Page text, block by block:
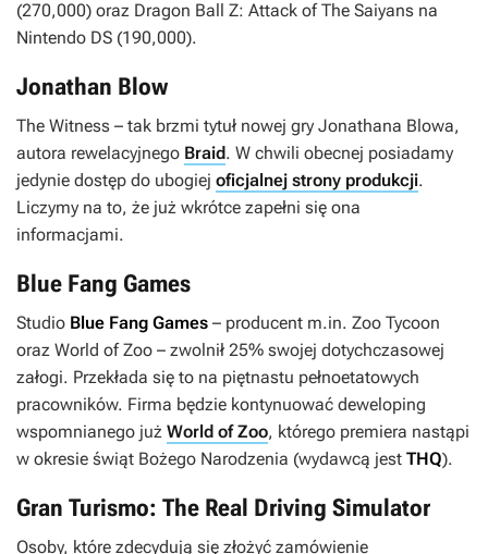
(270,000) oraz Dragon Ball Z: Attack of The Saiyans na
Nintendo DS (190,000).
Jonathan Blow
The Witness – tak brzmi tytuł nowej gry Jonathana Blowa,
autora rewelacyjnego Braid. W chwili obecnej posiadamy
jedynie dostęp do ubogiej oficjalnej strony produkcji.
Liczymy na to, że już wkrótce zapełni się ona
informacjami.
Blue Fang Games
Studio Blue Fang Games – producent m.in. Zoo Tycoon
oraz World of Zoo – zwolnił 25% swojej dotychczasowej
załogi. Przekłada się to na piętnastu pełnoetatowych
pracowników. Firma będzie kontynuować deweloping
wspomnianego już World of Zoo, którego premiera nastąpi
w okresie świąt Bożego Narodzenia (wydawcą jest THQ).
Gran Turismo: The Real Driving Simulator
Osoby, które zdecydują się złożyć zamówienie